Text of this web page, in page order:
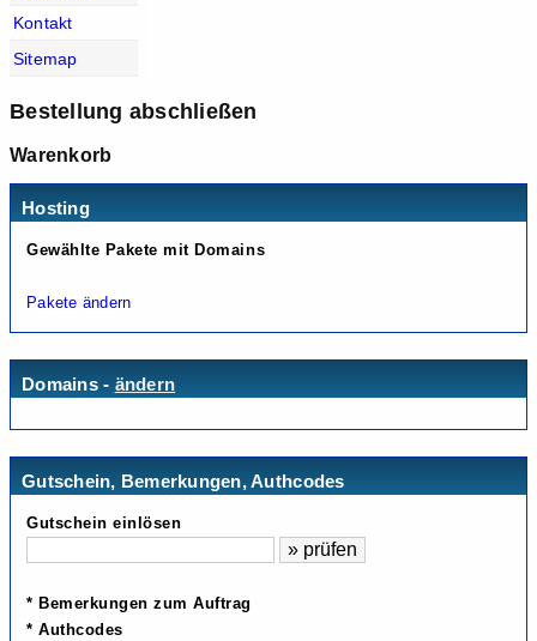
Kontakt
Sitemap
Bestellung abschließen
Warenkorb
Hosting
Gewählte Pakete mit Domains
Pakete ändern
Domains - ändern
Gutschein, Bemerkungen, Authcodes
Gutschein einlösen
* Bemerkungen zum Auftrag
* Authcodes